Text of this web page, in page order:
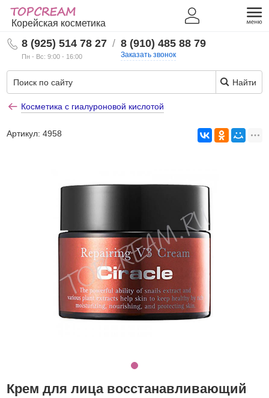
Корейская косметика
8 (925) 514 78 27
Пн - Вс: 9:00 - 16:00
/ 8 (910) 485 88 79
Заказать звонок
Найти
Косметика с гиалуроновой кислотой
Артикул:4958
Крем для лица восстанавливающий